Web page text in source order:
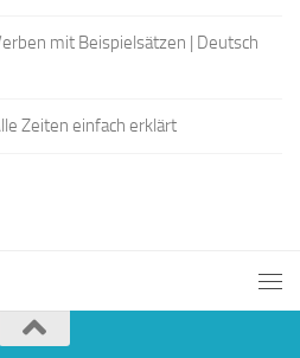
mit Beispielsätzen | Deutsch
Zeiten einfach erklärt